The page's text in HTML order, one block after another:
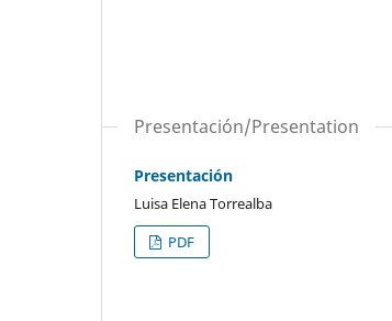
Presentación/Presentation
Presentación
Luisa Elena Torrealba
PDF